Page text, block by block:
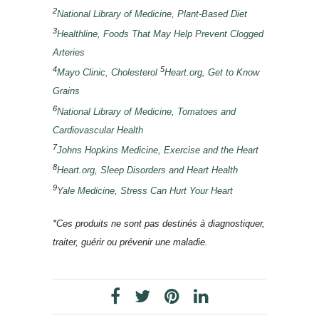
2National Library of Medicine, Plant-Based Diet
3Healthline, Foods That May Help Prevent Clogged
Arteries
4Mayo Clinic, Cholesterol 5Heart.org, Get to Know
Grains
6National Library of Medicine, Tomatoes and
Cardiovascular Health
7Johns Hopkins Medicine, Exercise and the Heart
8Heart.org, Sleep Disorders and Heart Health
9Yale Medicine, Stress Can Hurt Your Heart
*Ces produits ne sont pas destinés à diagnostiquer,
traiter, guérir ou prévenir une maladie.